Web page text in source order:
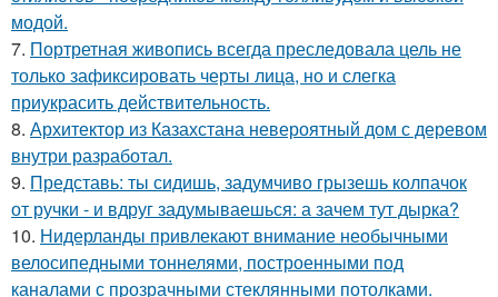
модой.
7. Портретная живопись всегда преследовала цель не
только зафиксировать черты лица, но и слегка
приукрасить действительность.
8. Архитектор из Казахстана невероятный дом с деревом
внутри разработал.
9. Представь: ты сидишь, задумчиво грызешь колпачок
от ручки - и вдруг задумываешься: а зачем тут дырка?
10. Нидерланды привлекают внимание необычными
велосипедными тоннелями, построенными под
каналами с прозрачными стеклянными потолками.